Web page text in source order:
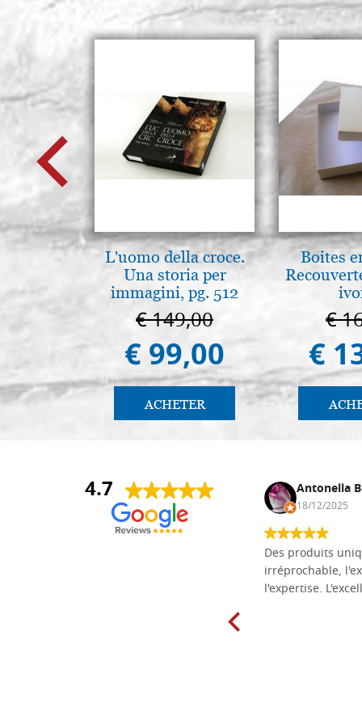
L'uomo della croce.
Una storia per
immagini, pg. 512
€ 149,00
€ 99,00
ACHETER
Boites
€
€
4.7
Daniel Vandewalle Antonella
18/12/2025
Des produits
irréprochable,
l'expertise.